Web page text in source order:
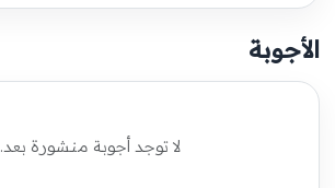
الأجوبة
لا توجد أجوبة منشورة بعد.